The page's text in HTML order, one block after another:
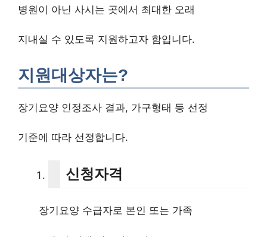
병원이 아닌 사시는 곳에서 최대한 오래
지내실 수 있도록 지원하고자 함입니다.
지원대상자는?
장기요양 인정조사 결과, 가구형태 등 선정
기준에 따라 선정합니다.
신청자격
장기요양 수급자로 본인 또는 가족